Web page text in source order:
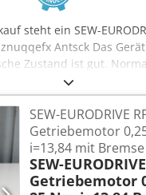
steht ein SEW-
Antsck Das
Zustand ist gut.
Dank seiner robusten
in Antriebssystemen
Technische
0,25 kW
27 U/min
Isolationsklasse: B
SEW-EURODRIVE
Getriebemotor
i=13,84 mit Bremse
SEW-
Getriebemotor